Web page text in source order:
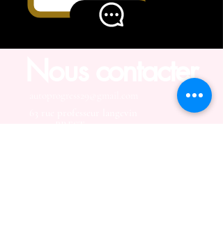
Nous contacter